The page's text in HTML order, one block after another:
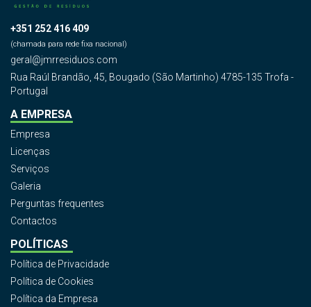
+351 252 416 409
(chamada para rede fixa nacional)
geral@jmrresiduos.com
Rua Raúl Brandão, 45, Bougado (São Martinho) 4785-135 Trofa -
Portugal
A EMPRESA
Empresa
Licenças
Serviços
Galeria
Perguntas frequentes
Contactos
POLÍTICAS
Política de Privacidade
Política de Cookies
Política da Empresa